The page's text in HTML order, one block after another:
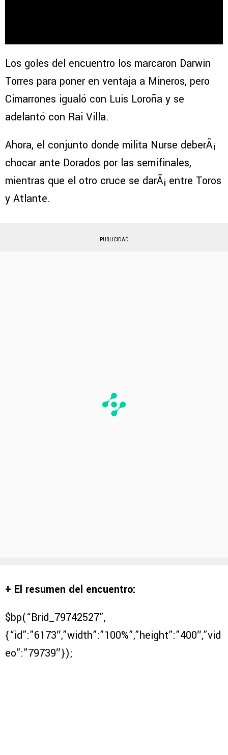
Los goles del encuentro los marcaron Darwin
Torres para poner en ventaja a Mineros, pero
Cimarrones igualó con Luis Loroña y se
adelantó con Rai Villa.
Ahora, el conjunto donde milita Nurse deberÃ¡
chocar ante Dorados por las semifinales,
mientras que el otro cruce se darÃ¡ entre Toros
y Atlante.
PUBLICIDAD
+ El resumen del encuentro:
$bp(“Brid_79742527”,
{“id”:”6173″,”width”:”100%”,”height”:”400″,”vid
eo”:”79739″});